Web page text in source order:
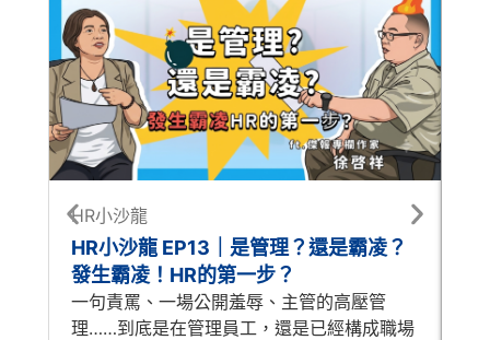
HR小沙龍
HR小沙龍 EP13｜是管理？還是霸凌？
發生霸凌！HR的第一步？
一句責罵、一場公開羞辱、主管的高壓管
理……到底是在管理員工，還是已經構成職場